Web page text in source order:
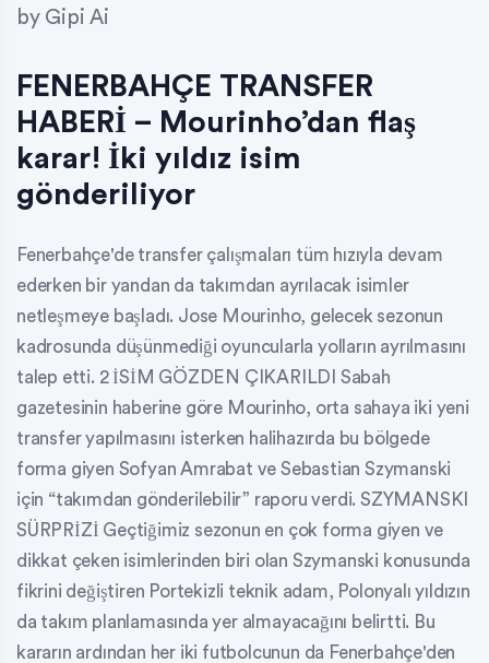
by Gipi Ai
FENERBAHÇE TRANSFER
HABERİ – Mourinho’dan flaş
karar! İki yıldız isim
gönderiliyor
Fenerbahçe'de transfer çalışmaları tüm hızıyla devam
ederken bir yandan da takımdan ayrılacak isimler
netleşmeye başladı. Jose Mourinho, gelecek sezonun
kadrosunda düşünmediği oyuncularla yolların ayrılmasını
talep etti. 2 İSİM GÖZDEN ÇIKARILDI Sabah
gazetesinin haberine göre Mourinho, orta sahaya iki yeni
transfer yapılmasını isterken halihazırda bu bölgede
forma giyen Sofyan Amrabat ve Sebastian Szymanski
için “takımdan gönderilebilir” raporu verdi. SZYMANSKI
SÜRPRİZİ Geçtiğimiz sezonun en çok forma giyen ve
dikkat çeken isimlerinden biri olan Szymanski konusunda
fikrini değiştiren Portekizli teknik adam, Polonyalı yıldızın
da takım planlamasında yer almayacağını belirtti. Bu
kararın ardından her iki futbolcunun da Fenerbahçe'den